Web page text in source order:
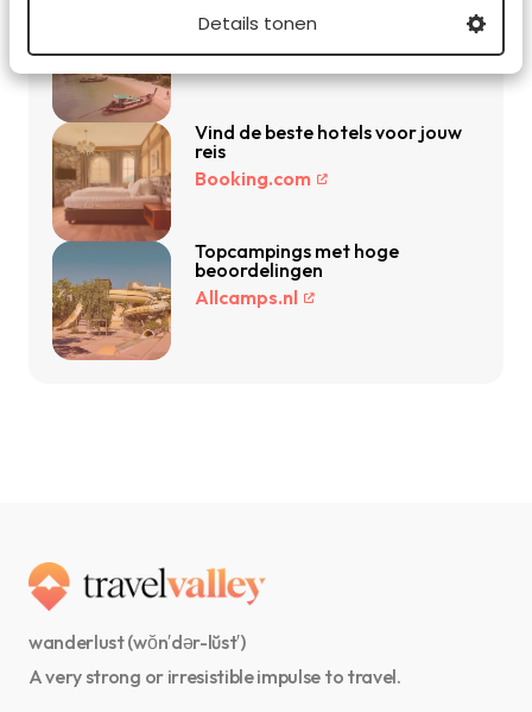
Details tonen
Vakantie 2026: de beste
vakanties en aanbiedingen
Vakantiediscounter.nl
Vind de beste hotels voor jouw
reis
Booking.com
Topcampings met hoge
beoordelingen
Allcamps.nl
wanderlust (wŏn′dər-lŭst′)
A very strong or irresistible impulse to travel.